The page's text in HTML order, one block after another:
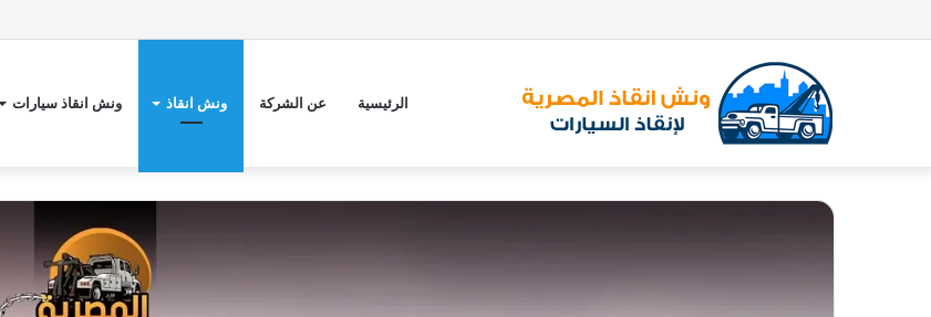
الرئيسية عن الشركة ونش انقاذ ونش انقاذ سيارات